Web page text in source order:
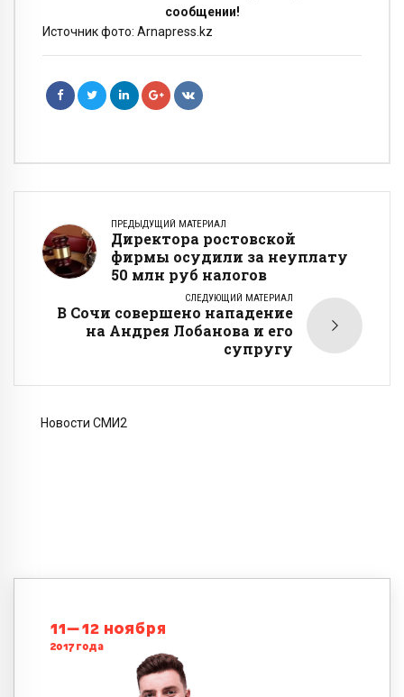
сообщении!
Источник фото: Arnapress.kz
ПРЕДЫДУЩИЙ МАТЕРИАЛ
Директора ростовской
фирмы осудили за неуплату
50 млн руб налогов
СЛЕДУЮЩИЙ МАТЕРИАЛ
В Сочи совершено нападение
на Андрея Лобанова и его
супругу
Новости СМИ2